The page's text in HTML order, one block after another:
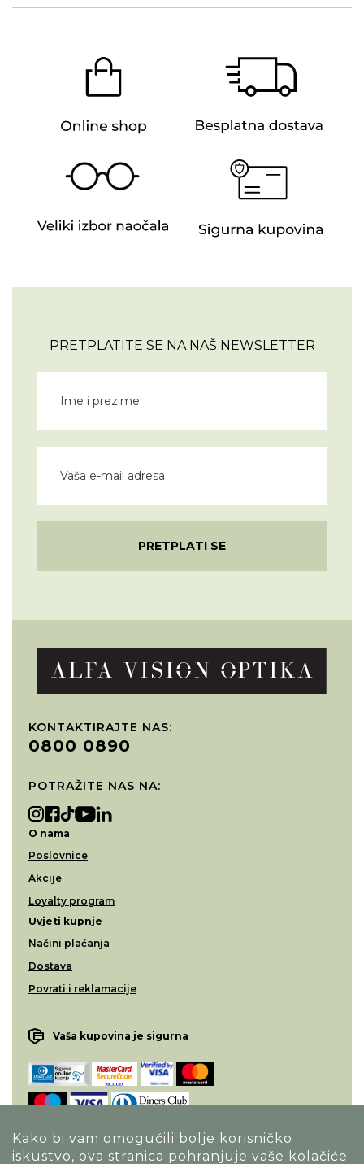
Kako bi vam omogućili bolje korisničko
iskustvo, ova stranica pohranjuje vaše kolačiće
PRETPLATITE SE NA NAŠ NEWSLETTER
PRETPLATI SE
KONTAKTIRAJTE NAS:
0800 0890
POTRAŽITE NAS NA:
O nama
Poslovnice
Akcije
Loyalty program
Uvjeti kupnje
Načini plaćanja
Dostava
Povrati i reklamacije
Vaša kupovina je sigurna
Opći uvjeti poslovanja